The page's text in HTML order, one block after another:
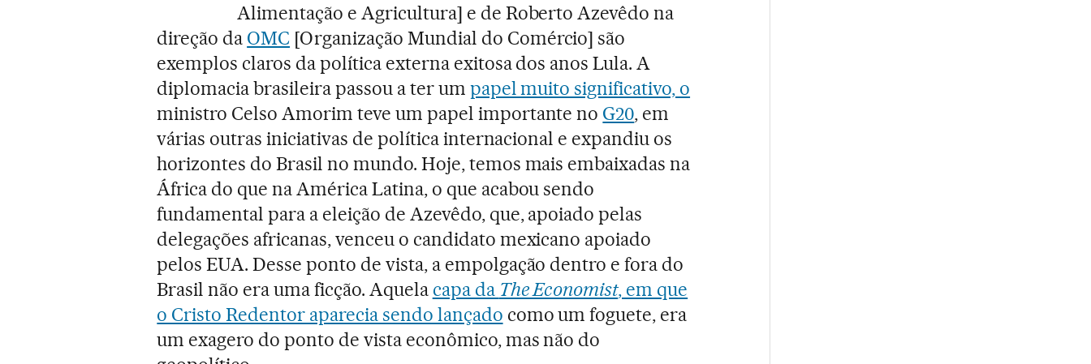
Alimentação e Agricultura] e de Roberto Azevêdo na
direção da OMC [Organização Mundial do Comércio] são
exemplos claros da política externa exitosa dos anos Lula. A
diplomacia brasileira passou a ter um papel muito significativo, o
ministro Celso Amorim teve um papel importante no G20, em
várias outras iniciativas de política internacional e expandiu os
horizontes do Brasil no mundo. Hoje, temos mais embaixadas na
África do que na América Latina, o que acabou sendo
fundamental para a eleição de Azevêdo, que, apoiado pelas
delegações africanas, venceu o candidato mexicano apoiado
pelos EUA. Desse ponto de vista, a empolgação dentro e fora do
Brasil não era uma ficção. Aquela capa da The Economist, em que
o Cristo Redentor aparecia sendo lançado como um foguete, era
um exagero do ponto de vista econômico, mas não do